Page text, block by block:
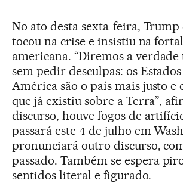
No ato desta sexta-feira, Trump
tocou na crise e insistiu na
americana. “Diremos a verdade
sem pedir desculpas: os
América são o país mais justo e
que já existiu sobre a Terra”,
discurso, houve fogos de
passará este 4 de julho em
pronunciará outro discurso,
passado. Também se espera
sentidos literal e figurado.